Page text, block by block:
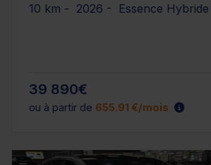
10 km - 2026 - Essence
39 890€
ou à partir de 655.91 €/mois